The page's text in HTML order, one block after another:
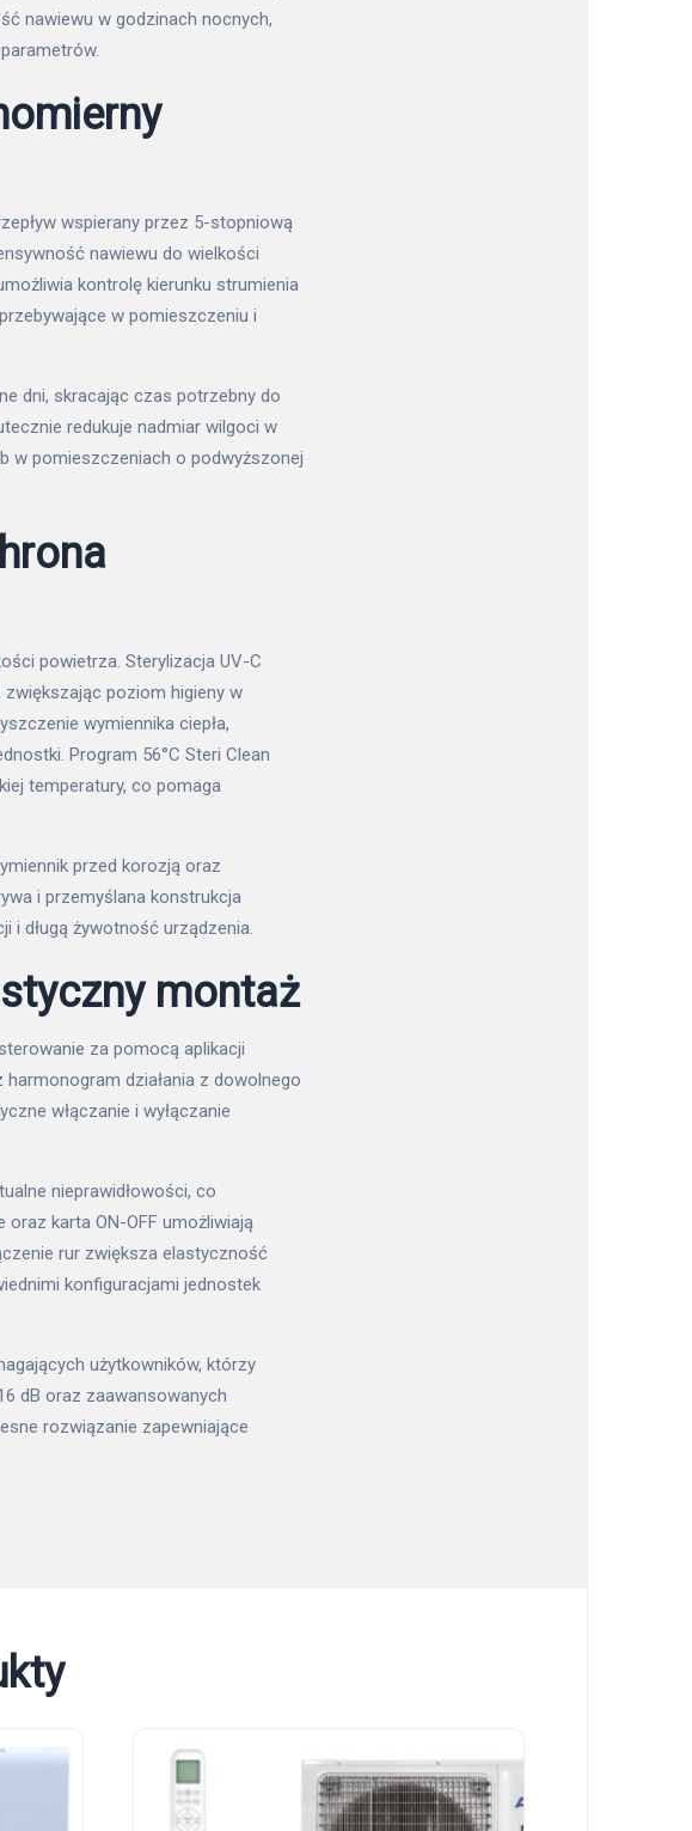
nawiewu w godzinach nocnych,
wspierany przez 5-stopniową
nawiewu do wielkości
kontrolę kierunku strumienia
w pomieszczeniu i
dni, skracając czas potrzebny do
redukuje nadmiar wilgoci w
w pomieszczeniach o podwyższonej
powietrza. Sterylizacja UV-C
poziom higieny w
wymiennika ciepła,
Program 56°C Steri Clean
temperatury, co pomaga
przed korozją oraz
i przemyślana konstrukcja
i długą żywotność urządzenia.
montaż
za pomocą aplikacji
działania z dowolnego
włączanie i wyłączanie
nieprawidłowości, co
karta ON-OFF umożliwiają
rur zwiększa elastyczność
konfiguracjami jednostek
użytkowników, którzy
dB oraz zaawansowanych
rozwiązanie zapewniające